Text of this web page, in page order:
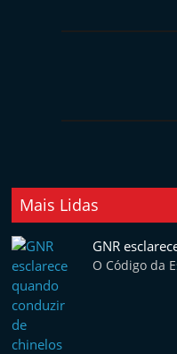
k
e
Mais Lidas
GNR
O Código da